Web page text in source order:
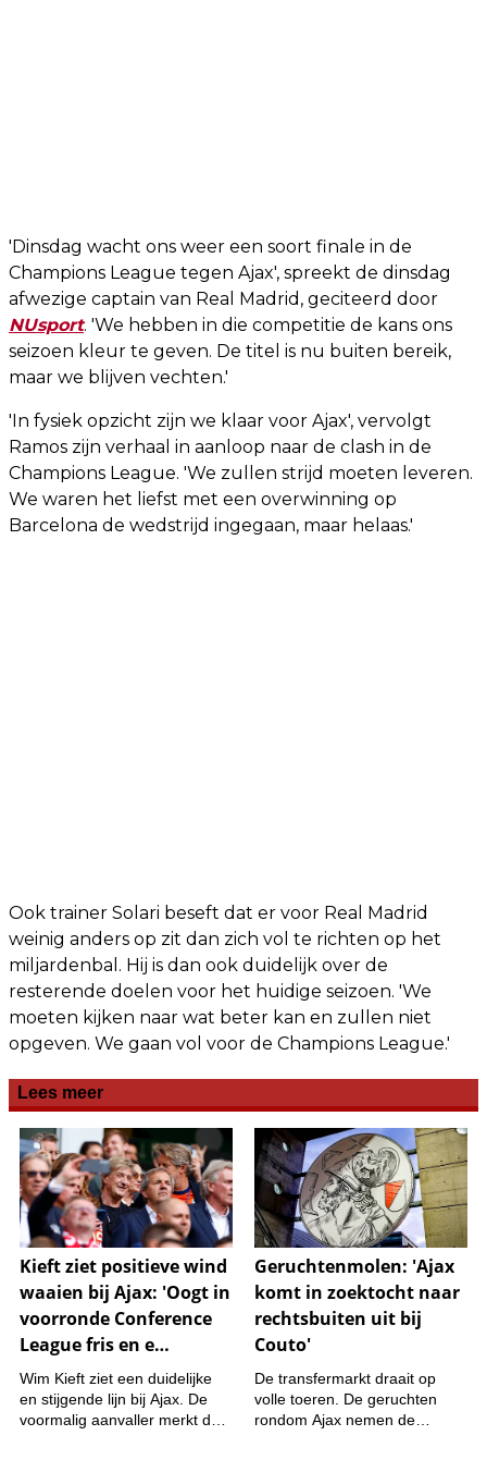
'Dinsdag wacht ons weer een soort finale in de
Champions League tegen Ajax', spreekt de dinsdag
afwezige captain van Real Madrid, geciteerd door
NUsport. 'We hebben in die competitie de kans ons
seizoen kleur te geven. De titel is nu buiten bereik,
maar we blijven vechten.'
'In fysiek opzicht zijn we klaar voor Ajax', vervolgt
Ramos zijn verhaal in aanloop naar de clash in de
Champions League. 'We zullen strijd moeten leveren.
We waren het liefst met een overwinning op
Barcelona de wedstrijd ingegaan, maar helaas.'
Ook trainer Solari beseft dat er voor Real Madrid
weinig anders op zit dan zich vol te richten op het
miljardenbal. Hij is dan ook duidelijk over de
resterende doelen voor het huidige seizoen. 'We
moeten kijken naar wat beter kan en zullen niet
opgeven. We gaan vol voor de Champions League.'